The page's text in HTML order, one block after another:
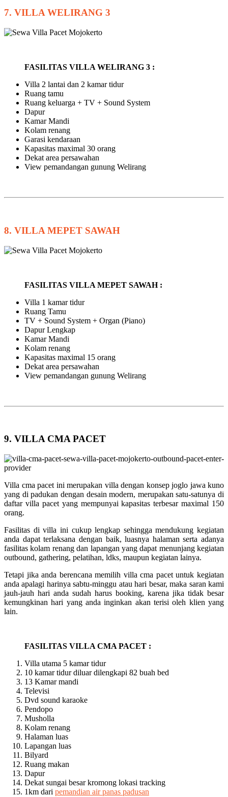
7. VILLA WELIRANG 3
FASILITAS VILLA WELIRANG 3 :
Villa 2 lantai dan 2 kamar tidur
Ruang tamu
Ruang keluarga + TV + Sound System
Dapur
Kamar Mandi
Kolam renang
Garasi kendaraan
Kapasitas maximal 30 orang
Dekat area persawahan
View pemandangan gunung Welirang
8. VILLA MEPET SAWAH
FASILITAS VILLA MEPET SAWAH :
Villa 1 kamar tidur
Ruang Tamu
TV + Sound System + Organ (Piano)
Dapur Lengkap
Kamar Mandi
Kolam renang
Kapasitas maximal 15 orang
Dekat area persawahan
View pemandangan gunung Welirang
9. VILLA CMA PACET
Villa cma pacet ini merupakan villa dengan konsep joglo jawa kuno
yang di padukan dengan desain modern, merupakan satu-satunya di
daftar villa pacet yang mempunyai kapasitas terbesar maximal 150
orang.
Fasilitas di villa ini cukup lengkap sehingga mendukung kegiatan
anda dapat terlaksana dengan baik, luasnya halaman serta adanya
fasilitas kolam renang dan lapangan yang dapat menunjang kegiatan
outbound, gathering, pelatihan, ldks, maupun kegiatan lainya.
Tetapi jika anda berencana memilih villa cma pacet untuk kegiatan
anda apalagi harinya sabtu-minggu atau hari besar, maka saran kami
jauh-jauh hari anda sudah harus booking, karena jika tidak besar
kemungkinan hari yang anda inginkan akan terisi oleh klien yang
lain.
FASILITAS VILLA CMA PACET :
Villa utama 5 kamar tidur
10 kamar tidur diluar dilengkapi 82 buah bed
13 Kamar mandi
Televisi
Dvd sound karaoke
Pendopo
Musholla
Kolam renang
Halaman luas
Lapangan luas
Bilyard
Ruang makan
Dapur
Dekat sungai besar kromong lokasi tracking
1km dari pemandian air panas padusan